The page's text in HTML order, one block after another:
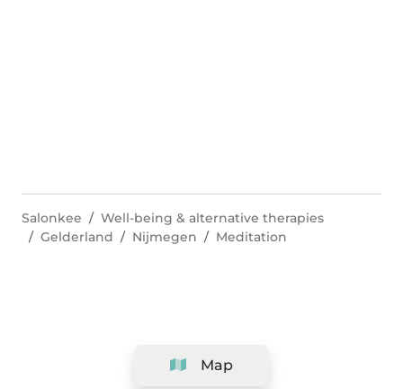
Map
Salonkee
Well-being & alternative therapies
Gelderland
Nijmegen Meditation